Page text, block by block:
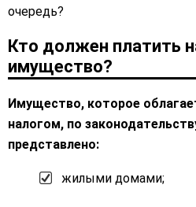
очередь?
Кто должен платить
имущество?
Имущество, которое
налогом, по
представлено:
жилыми домами;